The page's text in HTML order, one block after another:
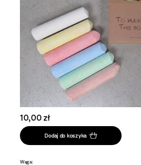
10,00 zł
Dodaj do koszyka
Waga: